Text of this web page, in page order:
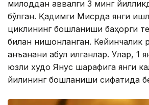
милоддан аввалги 3 минг
бўлган. Қадимги Мисрда янги
циклининг бошланиши баҳорги
билан нишонланган. Кейинчалик
анъанани қабул қилганлар. Улар, 1
юзли худо Янус шарафига янги
йилининг бошланиши сифатида